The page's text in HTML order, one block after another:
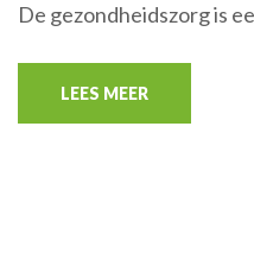
De gezondheidszorg is
LEES MEER